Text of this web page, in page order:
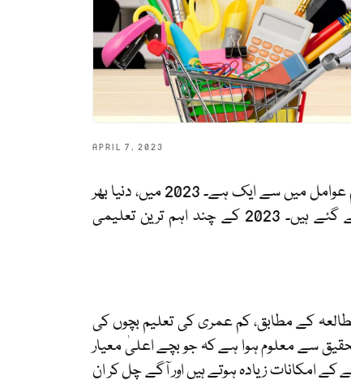
APRIL 7, 2023
تعلیم افراد، معاشروں اور یہاں تک کہ معیشتوں کی تشکیل میں سب سے اہم عوامل میں سے ایک ہے۔ 2023 میں، دنیا بھر
میں تعلیمی نظام کو تلاش کرنے اور بہتر بنانے کے لیے کئی مطالعات کئے گئے ہیں۔ 2023 کے چند اہم ترین تعلیمی
کے مطابق، کم عمری کی تعلیم بچوں کی
سے معلوم ہوا ہے کہ جو بچے اعلیٰ معیار
امکانات زیادہ ہوتے ہیں اور آگے چل کر ان